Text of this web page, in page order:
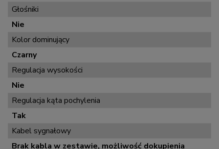
Głośniki
Nie
Kolor dominujący
Czarny
Regulacja wysokości
Nie
Regulacja kąta pochylenia
Tak
Kabel sygnałowy
Brak kabla w zestawie, możliwość dokupienia